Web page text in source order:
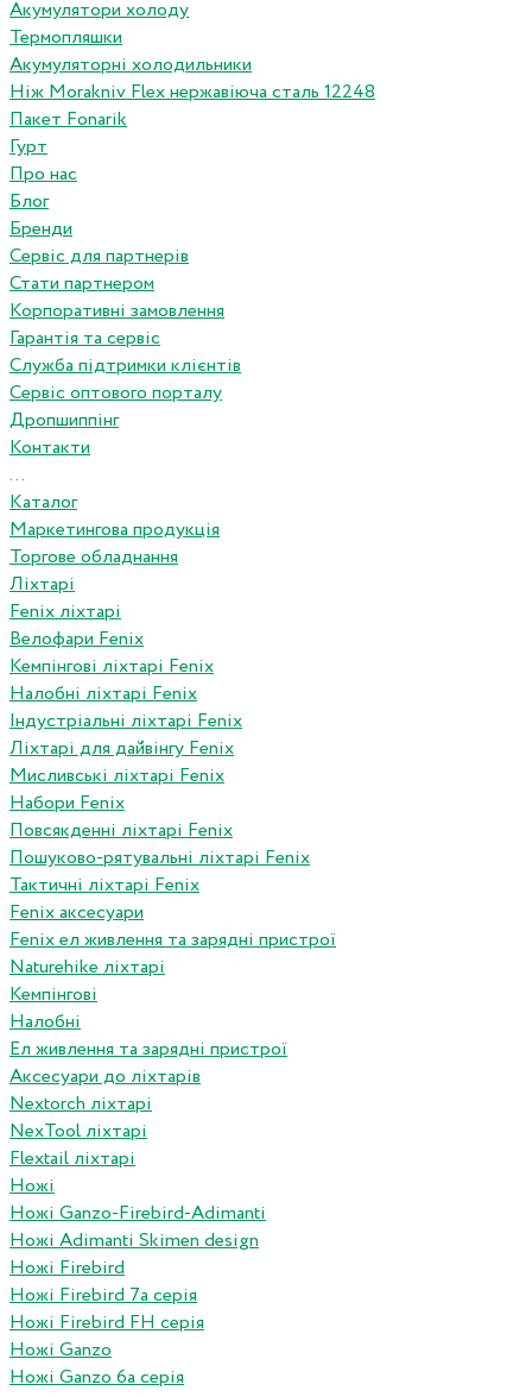
Акумулятори холоду
Термопляшки
Акумуляторні холодильники
Ніж Morakniv Flex нержавіюча сталь 12248
Пакет Fonarik
Гурт
Про нас
Блог
Бренди
Сервіс для партнерів
Стати партнером
Корпоративні замовлення
Гарантія та сервіс
Служба підтримки клієнтів
Сервіс оптового порталу
Дропшиппінг
Контакти
...
Каталог
Маркетингова продукція
Торгове обладнання
Ліхтарі
Fenix ліхтарі
Велофари Fenix
Кемпінгові ліхтарі Fenix
Налобні ліхтарі Fenix
Індустріальні ліхтарі Fenix
Ліхтарі для дайвінгу Fenix
Мисливські ліхтарі Fenix
Набори Fenix
Повсякденні ліхтарі Fenix
Пошуково-рятувальні ліхтарі Fenix
Тактичні ліхтарі Fenix
Fenix аксесуари
Fenix ел живлення та зарядні пристрої
Naturehike ліхтарі
Кемпінгові
Налобні
Ел живлення та зарядні пристрої
Аксесуари до ліхтарів
Nextorch ліхтарі
NexTool ліхтарі
Flextail ліхтарі
Ножі
Ножі Ganzo-Firebird-Adimanti
Ножі Adimanti Skimen design
Ножі Firebird
Ножі Firebird 7а серія
Ножі Firebird FH серія
Ножі Ganzo
Ножі Ganzo 6а серія